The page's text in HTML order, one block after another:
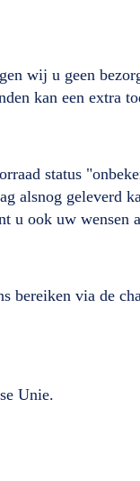
wij u geen
kan een extra
status
alsnog geleverd
u ook uw wensen
bereiken via de
Unie.